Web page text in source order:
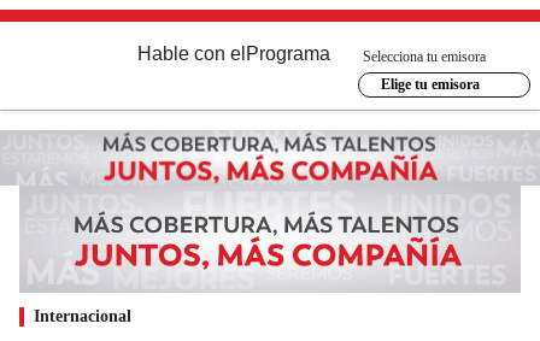
Hable con el Programa
Selecciona tu emisora
Elige tu emisora
Internacional